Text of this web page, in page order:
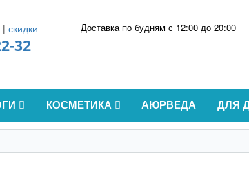
| скидки
32
Доставка по будням с 12:00 до 20:00
КОСМЕТИКА АЮРВЕДА ДЛЯ